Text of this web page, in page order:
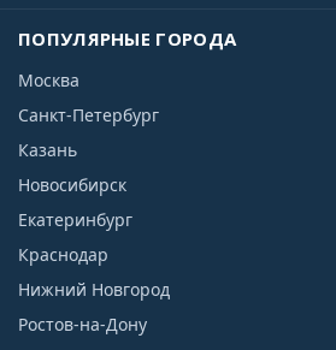
ПОПУЛЯРНЫЕ ГОРОДА
Москва
Санкт-Петербург
Казань
Новосибирск
Екатеринбург
Краснодар
Нижний Новгород
Ростов-на-Дону